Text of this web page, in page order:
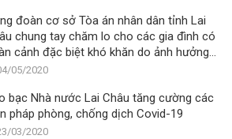
đoàn cơ sở Tòa án nhân dân tỉnh Lai
chung tay chăm lo cho các gia đình có
cảnh đặc biệt khó khăn do ảnh hưởng
bệnh COVID-19
05/2020
bạc Nhà nước Lai Châu tăng cường các
biện pháp phòng, chống dịch Covid-19
03/2020